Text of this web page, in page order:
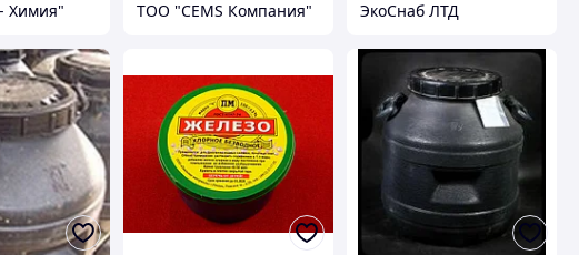
Химия" ТОО "CEMS Компания" ЭкоСнаб ЛТД